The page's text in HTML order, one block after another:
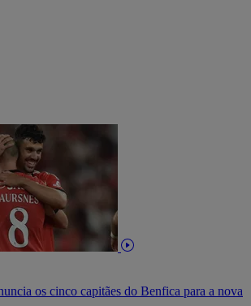
os cinco capitães do Benfica para a nova